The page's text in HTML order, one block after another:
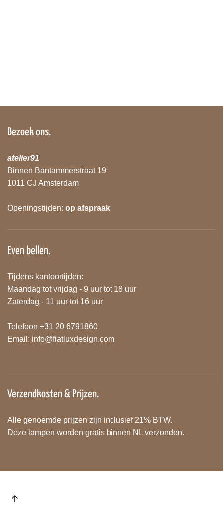
Bezoek ons.
atelier91
Binnen Bantammerstraat 19
1011 CJ Amsterdam
Openingstijden: op afspraak
Even bellen.
Tijdens kantoortijden:
Maandag tot vrijdag - 9 uur tot 18 uur
Zaterdag - 11 uur tot 16 uur
Telefoon +31 20 6791860
Email: info@fiatluxdesign.com
Verzendkosten & Prijzen.
Alle genoemde prijzen zijn inclusief 21% BTW.
Deze lampen worden gratis binnen NL verzonden.